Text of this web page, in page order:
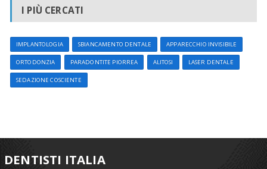
I PIÙ CERCATI
IMPLANTOLOGIA SBIANCAMENTO DENTALE APPARECCHIO INVISIBILE
ORTODONZIA PARADONTITE PIORREA ALITOSI LASER DENTALE
SEDAZIONE COSCIENTE
DENTISTI ITALIA